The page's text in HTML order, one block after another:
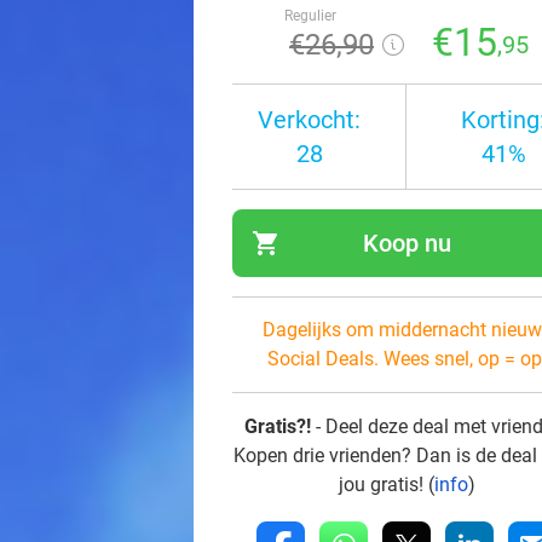
Regulier
€26,90 €15,95
Verkocht:
28
41%
shopping_cart Koop nu
Dagelijks om middernacht
Social Deals. Wees snel, op =
Gratis?! - Deel deze deal met
Kopen drie vrienden? Dan is de
jou gratis! (info)